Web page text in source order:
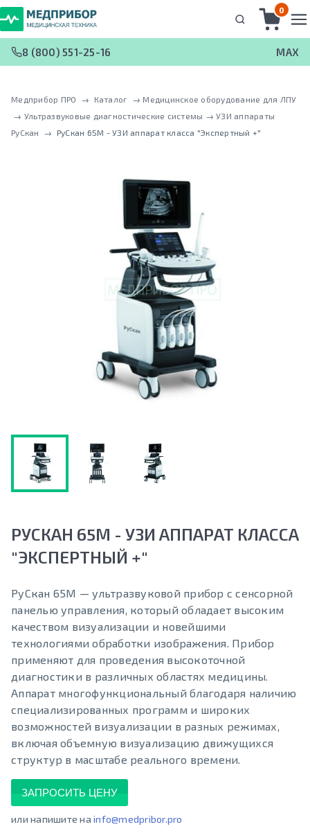
0
8 (800) 551-25-16 MAX
Медприбор ПРО → Каталог → Медицинское оборудование для ЛПУ
→ Ультразвуковые диагностические системы → УЗИ аппараты
РуCкан
→ РуСкан 65М - УЗИ аппарат класса "Экспертный +"
РУСКАН 65М - УЗИ АППАРАТ КЛАССА
"ЭКСПЕРТНЫЙ +"
РуСкан 65M — ультразвуковой прибор с сенсорной
панелью управления, который обладает высоким
качеством визуализации и новейшими
технологиями обработки изображения. Прибор
применяют для проведения высокоточной
диагностики в различных областях медицины.
Аппарат многофункциональный благодаря наличию
специализированных программ и широких
возможностей визуализации в разных режимах,
включая объемную визуализацию движущихся
структур в масштабе реального времени.
ЗАПРОСИТЬ ЦЕНУ
или напишите на info@medpribor.pro